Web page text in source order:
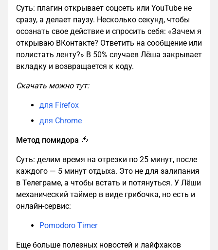
Суть: плагин открывает соцсеть или YouTube не
сразу, а делает паузу. Несколько секунд, чтобы
осознать свое действие и спросить себя: «Зачем я
открываю ВКонтакте? Ответить на сообщение или
полистать ленту?» В 50% случаев Лёша закрывает
вкладку и возвращается к коду.
Скачать можно тут:
для Firefox
для Chrome
Метод помидора 🍅
Суть: делим время на отрезки по 25 минут, после
каждого — 5 минут отдыха. Это не для залипания
в Телеграме, а чтобы встать и потянуться. У Лёши
механический таймер в виде грибочка, но есть и
онлайн-сервис:
Pomodoro Timer
Еще больше полезных новостей и лайфхаков